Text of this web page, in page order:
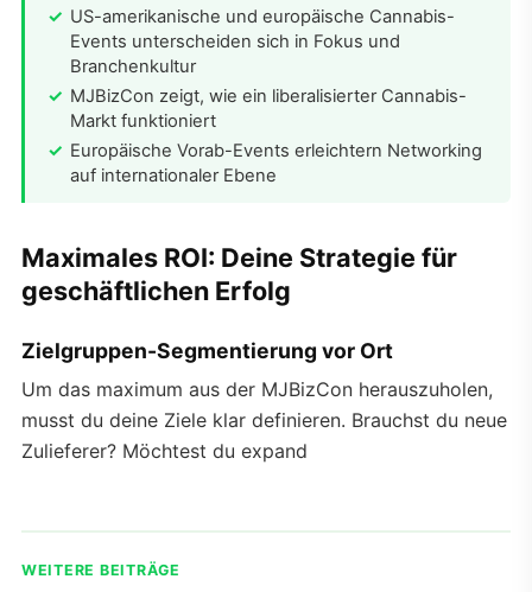
US-amerikanische und europäische Cannabis-
Events unterscheiden sich in Fokus und
Branchenkultur
MJBizCon zeigt, wie ein liberalisierter Cannabis-
Markt funktioniert
Europäische Vorab-Events erleichtern Networking
auf internationaler Ebene
Maximales ROI: Deine Strategie für
geschäftlichen Erfolg
Zielgruppen-Segmentierung vor Ort
Um das maximum aus der MJBizCon herauszuholen,
musst du deine Ziele klar definieren. Brauchst du neue
Zulieferer? Möchtest du expand
WEITERE BEITRÄGE